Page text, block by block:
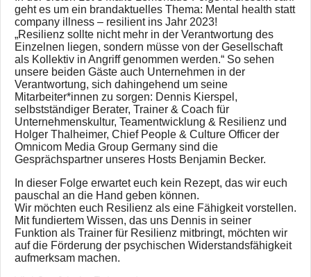
geht es um ein brandaktuelles Thema: Mental health statt
company illness – resilient ins Jahr 2023!
„Resilienz sollte nicht mehr in der Verantwortung des
Einzelnen liegen, sondern müsse von der Gesellschaft
als Kollektiv in Angriff genommen werden.“ So sehen
unsere beiden Gäste auch Unternehmen in der
Verantwortung, sich dahingehend um seine
Mitarbeiter*innen zu sorgen: Dennis Kierspel,
selbstständiger Berater, Trainer & Coach für
Unternehmenskultur, Teamentwicklung & Resilienz und
Holger Thalheimer, Chief People & Culture Officer der
Omnicom Media Group Germany sind die
Gesprächspartner unseres Hosts Benjamin Becker.
In dieser Folge erwartet euch kein Rezept, das wir euch
pauschal an die Hand geben können.
Wir möchten euch Resilienz als eine Fähigkeit vorstellen.
Mit fundiertem Wissen, das uns Dennis in seiner
Funktion als Trainer für Resilienz mitbringt, möchten wir
auf die Förderung der psychischen Widerstandsfähigkeit
aufmerksam machen.